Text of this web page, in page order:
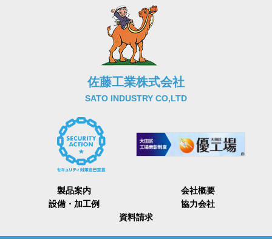
佐藤工業株式会社
SATO INDUSTRY CO,LTD
製品案内
会社概要
設備・加工例
協力会社
資料請求